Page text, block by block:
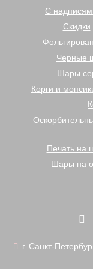
С
Скидки
Черные
Шары
Корги и
Печать на
Шары на
г. Санкт-